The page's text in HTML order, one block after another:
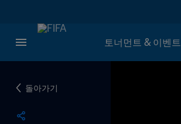
토너먼트 & 이벤트
돌아가기